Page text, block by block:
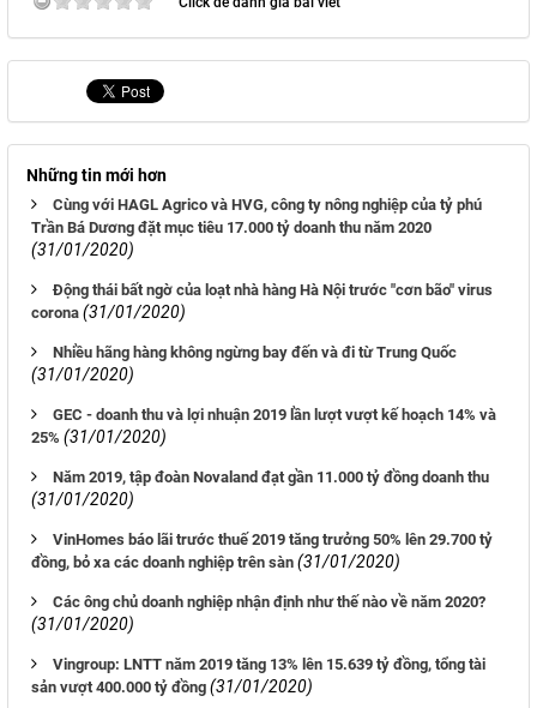
Những tin mới hơn
Cùng với HAGL Agrico và HVG, công ty nông nghiệp của tỷ phú
Trần Bá Dương đặt mục tiêu 17.000 tỷ doanh thu năm 2020
(31/01/2020)
Động thái bất ngờ của loạt nhà hàng Hà Nội trước "cơn bão" virus
corona (31/01/2020)
Nhiều hãng hàng không ngừng bay đến và đi từ Trung Quốc
(31/01/2020)
GEC - doanh thu và lợi nhuận 2019 lần lượt vượt kế hoạch 14% và
25% (31/01/2020)
Năm 2019, tập đoàn Novaland đạt gần 11.000 tỷ đồng doanh thu
(31/01/2020)
VinHomes báo lãi trước thuế 2019 tăng trưởng 50% lên 29.700 tỷ
đồng, bỏ xa các doanh nghiệp trên sàn (31/01/2020)
Các ông chủ doanh nghiệp nhận định như thế nào về năm 2020?
(31/01/2020)
Vingroup: LNTT năm 2019 tăng 13% lên 15.639 tỷ đồng, tổng tài
sản vượt 400.000 tỷ đồng (31/01/2020)